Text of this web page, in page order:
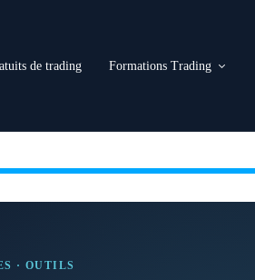
de trading Formations Trading
· OUTILS